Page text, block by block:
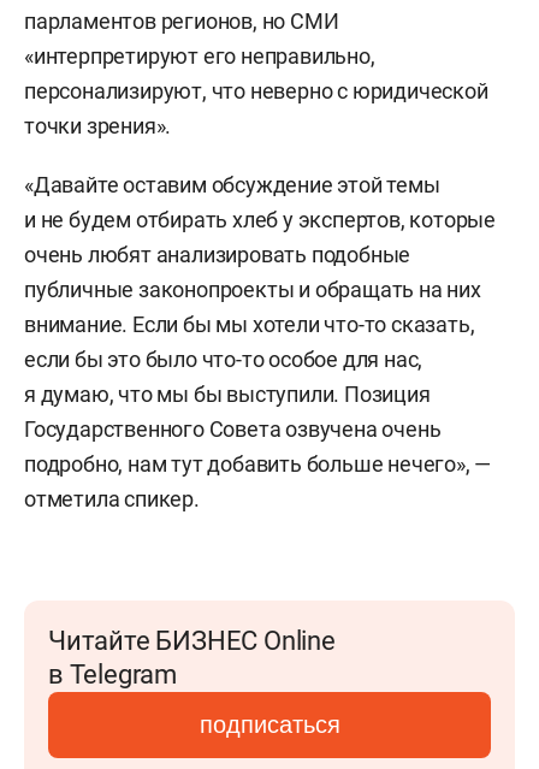
парламентов регионов, но СМИ
«интерпретируют его неправильно,
персонализируют, что неверно с юридической
точки зрения».
«Давайте оставим обсуждение этой темы
и не будем отбирать хлеб у экспертов, которые
очень любят анализировать подобные
публичные законопроекты и обращать на них
внимание. Если бы мы хотели что-то сказать,
если бы это было что-то особое для нас,
я думаю, что мы бы выступили. Позиция
Государственного Совета озвучена очень
подробно, нам тут добавить больше нечего», —
отметила спикер.
Читайте БИЗНЕС Online
в Telegram
подписаться